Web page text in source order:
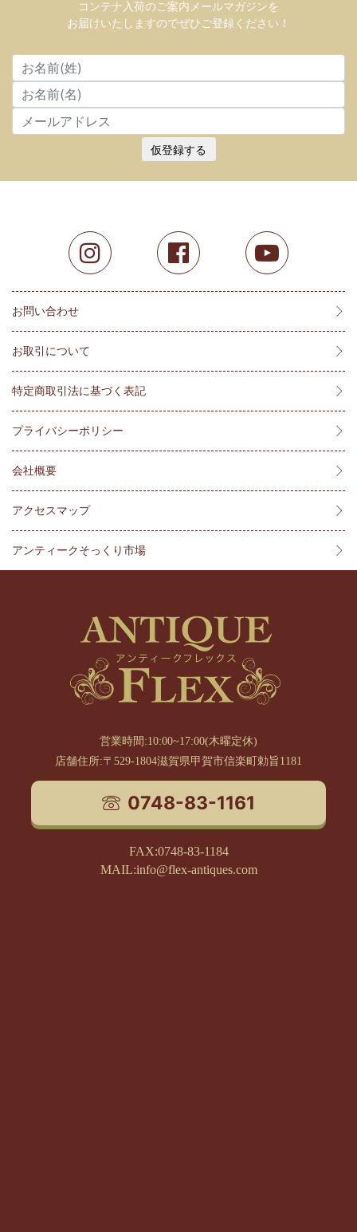
コンテナ入荷のご案内メールマガジンを
お届けいたしますのでぜひご登録ください！
仮登録する
お問い合わせ
お取引について
特定商取引法に基づく表記
プライバシーポリシー
会社概要
アクセスマップ
アンティークそっくり市場
営業時間:10:00~17:00(木曜定休)
店舗住所:〒529-1804滋賀県甲賀市信楽町勅旨1181
0748-83-1161
FAX:0748-83-1184
MAIL:info@flex-antiques.com